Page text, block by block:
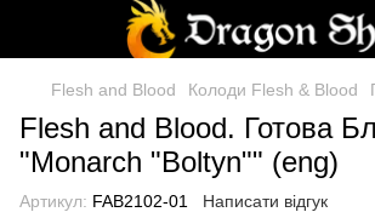
Flesh and Blood Колоди Flesh & Blood
Flesh and Blood. Готова
"Monarch "Boltyn"" (eng)
Артикул: FAB2102-01 Написати відгук